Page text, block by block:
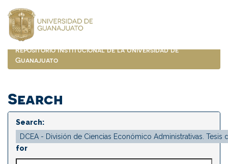
navigation
Repositorio Institucional de la Universidad de
Guanajuato
Search
Search:
for